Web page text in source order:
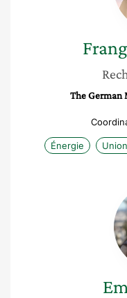
The German
Énergie